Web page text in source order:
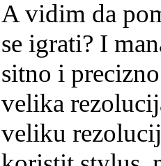
A vidim da
se igrati? I
sitno i
velika
veliku